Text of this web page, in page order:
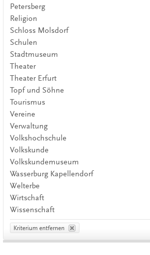
Petersberg
Religion
Schloss Molsdorf
Schulen
Stadtmuseum
Theater
Theater Erfurt
Topf und Söhne
Tourismus
Vereine
Verwaltung
Volkshochschule
Volkskunde
Volkskundemuseum
Wasserburg Kapellendorf
Welterbe
Wirtschaft
Wissenschaft
Kriterium entfernen